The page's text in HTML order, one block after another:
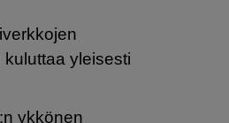
yleisesti
ykkönen